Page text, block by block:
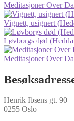
Meditasjoner Over
Vignett, usignert
Løvborgs død
Meditasjoner Over
Henrik Ibsens gt. 90
0255 Oslo